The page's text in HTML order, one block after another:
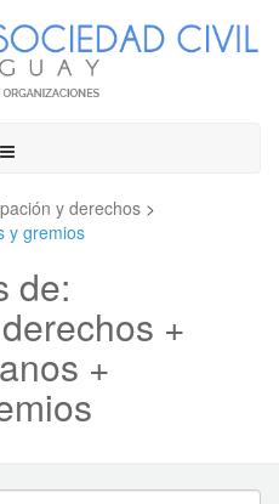
Toggle
y derechos >
y gremios
de:
+
+